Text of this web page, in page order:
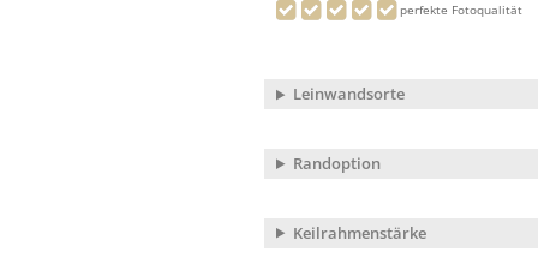
perfekte Fotoqualität
Leinwandsorte
Randoption
Keilrahmenstärke